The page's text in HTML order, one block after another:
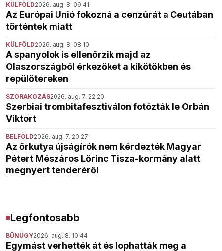
KÜLFÖLD2026. aug. 8. 09:41
Az Európai Unió fokozná a cenzúrát a Ceutában
történtek miatt
KÜLFÖLD2026. aug. 8. 08:10
A spanyolok is ellenőrzik majd az
Olaszországból érkezőket a kikötőkben és
repülőtereken
SZÓRAKOZÁS2026. aug. 7. 22:20
Szerbiai trombitafesztiválon fotózták le Orbán
Viktort
BELFÖLD2026. aug. 7. 20:27
Az őrkutya újságírók nem kérdezték Magyar
Pétert Mészáros Lőrinc Tisza-kormány alatt
megnyert tenderéről
Legfontosabb
BŰNÜGY2026. aug. 8. 10:44
Egymást verhették át és lophatták meg a